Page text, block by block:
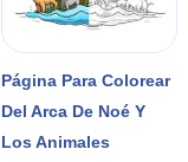
Página Para Colorear
Del Arca De Noé Y
Los Animales